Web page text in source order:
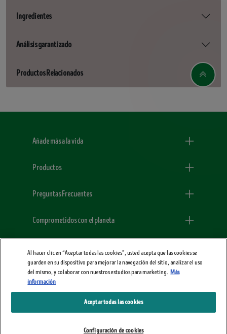
Ingredientes
Análisis garantizado
Productos Relacionados
Añade más a la vida
Productos
Preguntas Frecuentes
Comprometidos con el planeta
Al hacer clic en “Aceptar todas las cookies”, usted acepta que las cookies se
guarden en su dispositivo para mejorar la navegación del sitio, analizar el uso
del mismo, y colaborar con nuestros estudios para marketing. Más
información
Configuración de cookies
Aceptar todas las cookies